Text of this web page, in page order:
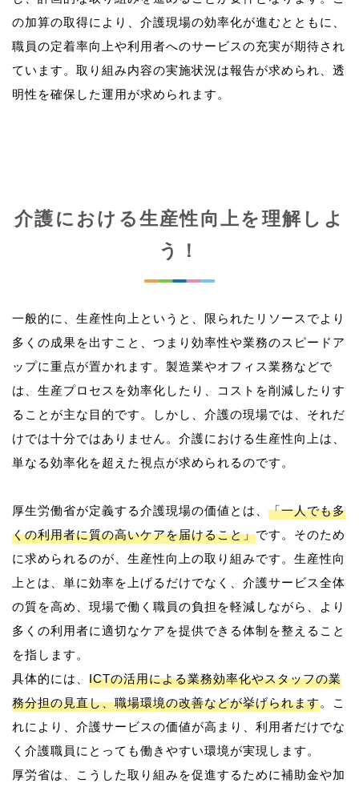
の加算の取得により、介護現場の効率化が進むとともに、
職員の定着率向上や利用者へのサービスの充実が期待され
ています。取り組み内容の実施状況は報告が求められ、透
介護における生産性向上を理解しよ
う！
一般的に、生産性向上というと、限られたリソースでより
多くの成果を出すこと、つまり効率性や業務のスピードア
ップに重点が置かれます。製造業やオフィス業務などで
は、生産プロセスを効率化したり、コストを削減したりす
ることが主な目的です。しかし、介護の現場では、それだ
けでは十分ではありません。介護における生産性向上は、
単なる効率化を超えた視点が求められるのです。
厚生労働省が定義する介護現場の価値とは、 「一人でも多
くの利用者に質の高いケアを届けること」です。そのため
に求められるのが、生産性向上の取り組みです。生産性向
上とは、単に効率を上げるだけでなく、介護サービス全体
の質を高め、現場で働く職員の負担を軽減しながら、より
多くの利用者に適切なケアを提供できる体制を整えること
を指します。
具体的には、 ICTの活用による業務効率化やスタッフの業
務分担の見直し、職場環境の改善などが挙げられます。こ
れにより、介護サービスの価値が高まり、利用者だけでな
く介護職員にとっても働きやすい環境が実現します。
厚労省は、こうした取り組みを促進するために補助金や加